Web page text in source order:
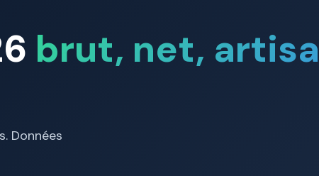
brut, net,
Données